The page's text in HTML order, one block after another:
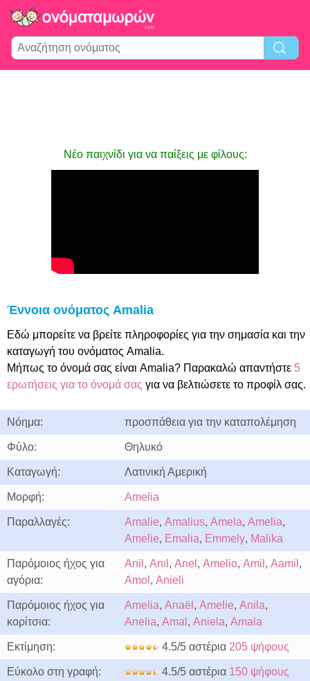
Νέο παιχνίδι για να παίξεις με φίλους:
Έννοια ονόματος Amalia
Εδώ μπορείτε να βρείτε πληροφορίες για την σημασία και την
καταγωγή του ονόματος Amalia.
Μήπως το όνομά σας είναι Amalia? Παρακαλώ απαντήστε 5
ερωτήσεις για το όνομά σας για να βελτιώσετε το προφίλ σας.
Νόημα: προσπάθεια για την καταπολέμηση
Φύλο: Θηλυκό
Καταγωγή: Λατινική Αμερική
Μορφή: Amelia
Παραλλαγές: Amalie, Amalius, Amela, Amelia,
Amelie, Emalia, Emmely, Malika
Παρόμοιος ήχος για
αγόρια:
Anil , Anıl , Anel , Amelio, Amil , Aamil ,
Amol , Anieli
Παρόμοιος ήχος για
κορίτσια:
Amelia, Anaël , Amelie, Anila,
Anelia, Amal , Aniela, Amala
Εκτίμηση: 4.5/5 αστέρια 205 ψήφους
Εύκολο στη γραφή: 4.5/5 αστέρια 150 ψήφους